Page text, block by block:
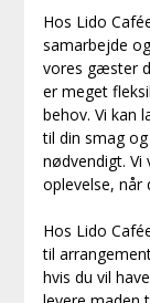
Hos Lido
samarbejde
vores gæster
er meget
behov. Vi kan
til din smag
nødvendigt.
oplevelse, når
Hos Lido
til
hvis du vil